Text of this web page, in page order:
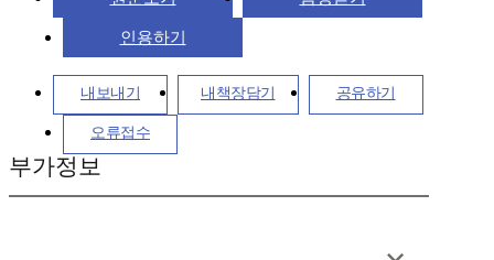
인용하기
내보내기 내책장담기 공유하기
오류접수
부가정보